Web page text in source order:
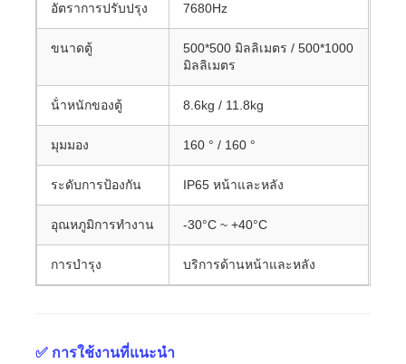
อัตราการปรับปรุง 7680Hz
ขนาดตู้
500*500 มิลลิเมตร / 500*1000
มิลลิเมตร
น้ําหนักของตู้ 8.6kg / 11.8kg
มุมมอง 160 ° / 160 °
ระดับการป้องกัน IP65 หน้าและหลัง
อุณหภูมิการทํางาน -30°C ~ +40°C
การบํารุง บริการด้านหน้าและหลัง
✅ การใช้งานที่แนะนํา